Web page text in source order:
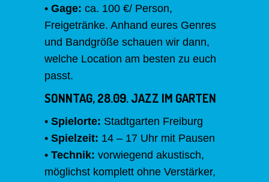
• Gage: ca. 100 €/ Person,
Freigetränke. Anhand eures Genres
und Bandgröße schauen wir dann,
welche Location am besten zu euch
passt.
SONNTAG, 28.09. JAZZ IM GARTEN
• Spielorte: Stadtgarten Freiburg
• Spielzeit: 14 – 17 Uhr mit Pausen
• Technik: vorwiegend akustisch,
möglichst komplett ohne Verstärker,